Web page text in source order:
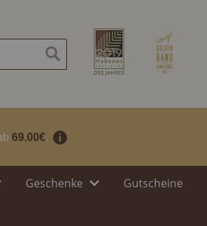
69.00€.
Geschenke Gutscheine